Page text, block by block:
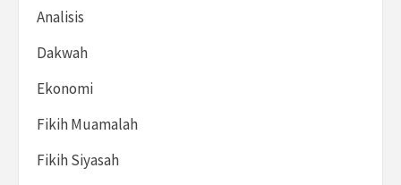
Analisis
Dakwah
Ekonomi
Fikih Muamalah
Fikih Siyasah